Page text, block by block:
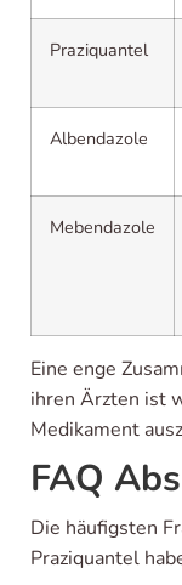
Praziquantel
Albendazole
Mebendazole
Eine enge
ihren Ärzten ist
Medikament
FAQ
Die häufigsten
Praziquantel